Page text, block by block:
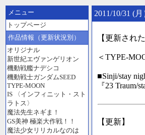
メニュー
トップページ
作品情報（更新状況別）
オリジナル
新世紀エヴァンゲリオン
機動戦艦ナデシコ
機動戦士ガンダムSEED
TYPE-MOON
IS 〈インフィニット・スト
ラトス〉
魔法先生ネギま！
GS美神 極楽大作戦！！
魔法少女リリカルなのは
2011/10/31 (
【更新され
＜TYPE-
■Sinji/stay
『23 Traum/
【更新】